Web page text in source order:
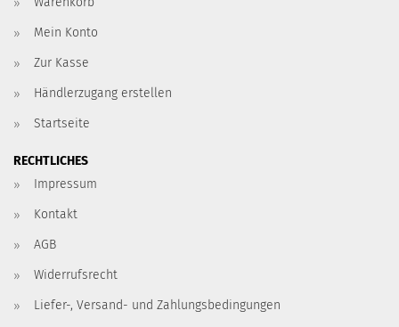
Mein Konto
Zur Kasse
Händlerzugang erstellen
Startseite
RECHTLICHES
Impressum
Kontakt
AGB
Widerrufsrecht
Liefer-, Versand- und Zahlungsbedingungen